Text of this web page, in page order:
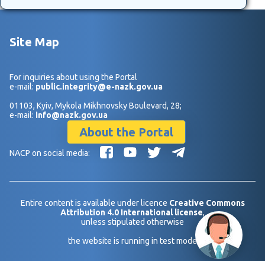
Site Map
For inquiries about using the Portal
e-mail: public.integrity@e-nazk.gov.ua
01103, Kyiv, Mykola Mikhnovsky Boulevard, 28;
e-mail: info@nazk.gov.ua
About the Portal
NACP on social media:
Entire content is available under licence Creative Commons
Attribution 4.0 International license,
unless stipulated otherwise
the website is running in test mode